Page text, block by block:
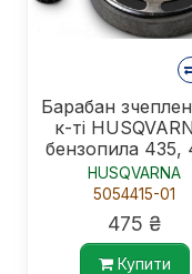
Барабан
к-ті
бензопила 435,
HUSQVARNA
5054415-01
475 ₴
Купити